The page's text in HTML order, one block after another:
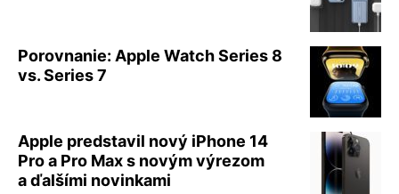
Porovnanie: Apple Watch Series 8
vs. Series 7
Apple predstavil nový iPhone 14
Pro a Pro Max s novým výrezom
a ďalšími novinkami